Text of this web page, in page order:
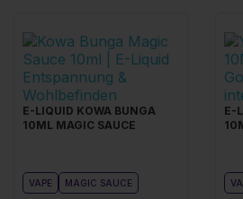
E-LIQUID KOWA BUNGA
10ML MAGIC SAUCE
VAPE MAGIC SAUCE
E-